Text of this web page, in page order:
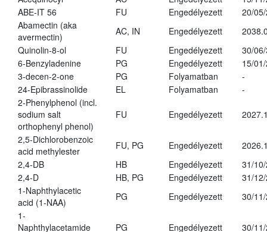
ABE-IT 56
FU Engedélyezett
20/
Abamectin (aka
avermectin)
AC, IN Engedélyezett
Quinolin-8-ol
FU Engedélyezett
30/
6-Benzyladenine
PG Engedélyezett
15/
3-decen-2-one
PG Folyamatban
-
24-Epibrassinolide
EL Folyamatban
-
2-Phenylphenol (incl.
sodium salt
orthophenyl phenol)
FU Engedélyezett
2,5-Dichlorobenzoic
acid methylester
FU, PG Engedélyezett
2,4-DB
HB Engedélyezett
31/
2,4-D
HB, PG Engedélyezett
31/
1-Naphthylacetic
acid (1-NAA)
PG Engedélyezett
30/
1-
Naphthylacetamide
PG Engedélyezett 30/